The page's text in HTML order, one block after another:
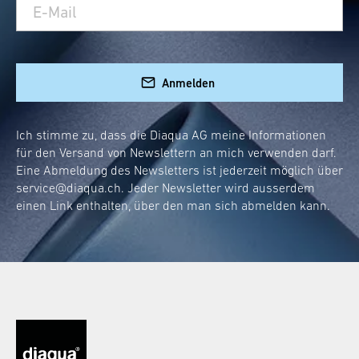
Kampf an. Dieser Meister der Sauberkeit
kommt nicht nur stylisch daher, sondern
punktet auch mit seiner praktischen
Schnelle Reinigung nach jeder Dusche
Einfache Aufbewahrung dank cleverer
Halterung
Weniger Wasserflecken oder
Kalkrückstände mehr
Ob nach einem entspannten Schaumbad oder
einer erfrischenden Morgendusche – ein paar
Montage ohne
Anmelden
Ich stimme zu, dass die Diaqua AG meine Informationen
für den Versand von Newslettern an mich verwenden darf.
Eine Abmeldung des Newsletters ist jederzeit möglich über
service@diaqua.ch. Jeder Newsletter wird ausserdem
einen Link enthalten, über den man sich abmelden kann.